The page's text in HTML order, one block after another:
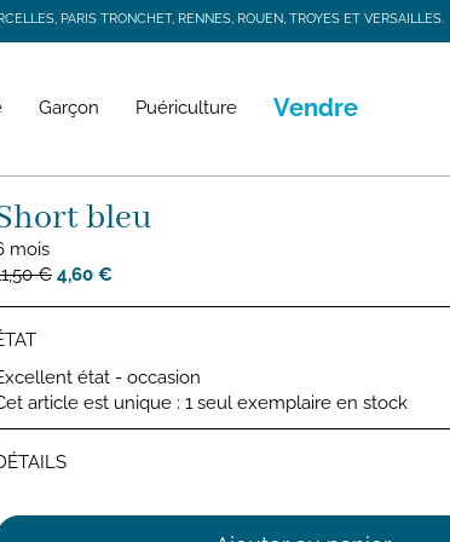
PARIS TRONCHET, RENNES, ROUEN, TROYES ET VERSAILLES.
Garçon Puériculture Vendre
bleu
mois
€ 4,60 €
état - occasion
article est unique : 1 seul exemplaire en stock